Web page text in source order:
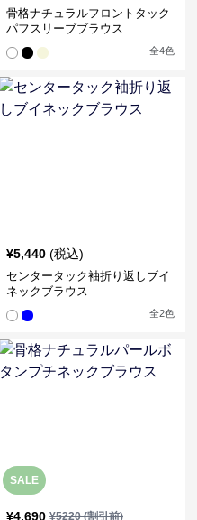
骨格ナチュラルフロントタック
パフスリーブブラウス
全4色
¥5,440 (税込)
センタータック袖折り返しブイ
ネックブラウス
全2色
SALE
¥4,690 ¥5220(割引前)